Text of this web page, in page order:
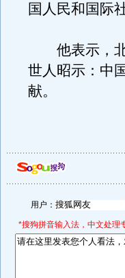
国人民和国际
他表示，北
世人昭示：中
献。
用户：
*搜狗拼音输入法，中文处理